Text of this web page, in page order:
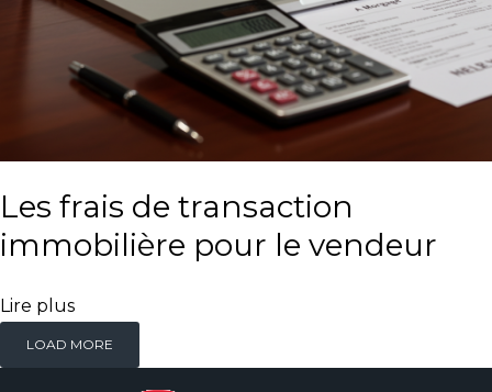
Les frais de transaction
immobilière pour le vendeur
Lire plus
LOAD MORE